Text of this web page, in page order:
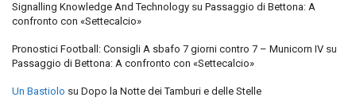
Signalling Knowledge And Technology su Passaggio di Bettona: A
confronto con «Settecalcio»
Pronostici Football: Consigli A sbafo 7 giorni contro 7 – Municorn IV su
Passaggio di Bettona: A confronto con «Settecalcio»
Un Bastiolo su Dopo la Notte dei Tamburi e delle Stelle